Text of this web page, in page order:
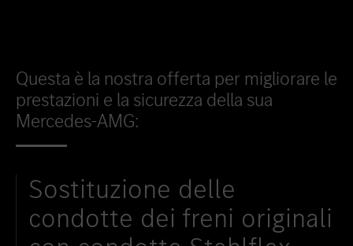
Questa è la nostra offerta per migliorare le
prestazioni e la sicurezza della sua
Mercedes-AMG:
Sostituzione delle
condotte dei freni originali